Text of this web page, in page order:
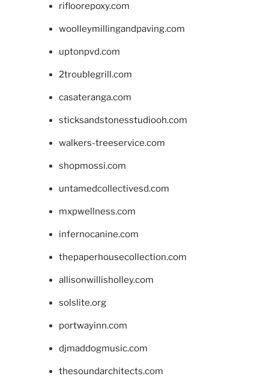
rifloorepoxy.com
woolleymillingandpaving.com
uptonpvd.com
2troublegrill.com
casateranga.com
sticksandstonesstudiooh.com
walkers-treeservice.com
shopmossi.com
untamedcollectivesd.com
mxpwellness.com
infernocanine.com
thepaperhousecollection.com
allisonwillisholley.com
solslite.org
portwayinn.com
djmaddogmusic.com
thesoundarchitects.com